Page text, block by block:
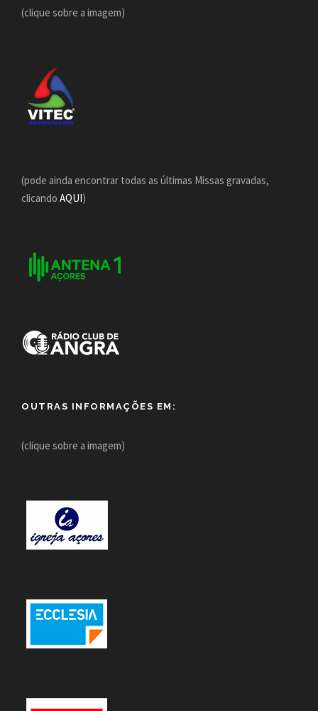
(clique sobre a imagem)
(pode ainda encontrar todas as últimas Missas gravadas,
clicando AQUI)
OUTRAS INFORMAÇÕES EM:
(clique sobre a imagem)